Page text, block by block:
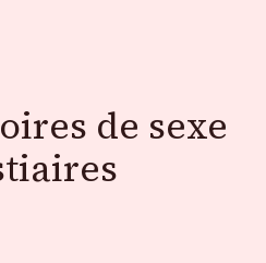
de sexe